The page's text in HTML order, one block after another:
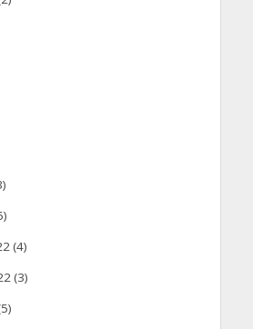
(4)
(3)